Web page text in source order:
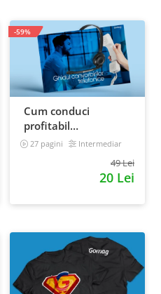
Cum conduci
profitabil
convorbirile
27 pagini Intermediar
49 Lei
20 Lei
-59%